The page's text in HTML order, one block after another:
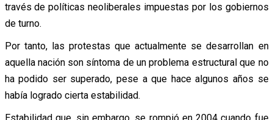
través de políticas neoliberales impuestas por los gobiernos
de turno.
Por tanto, las protestas que actualmente se desarrollan en
aquella nación son síntoma de un problema estructural que no
ha podido ser superado, pese a que hace algunos años se
había logrado cierta estabilidad.
Estabilidad que, sin embargo, se rompió en 2004 cuando fue